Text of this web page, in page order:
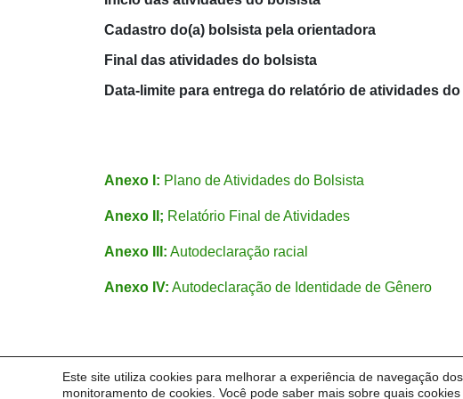
Este site utiliza cookies para melhorar a experiência de navegação
monitoramento de cookies. Você pode saber mais sobre quais
Cadastro do(a) bolsista pela orientadora
Final das atividades do bolsista
Data-limite para entrega do relatório de atividades
Anexo I: Plano de Atividades do Bolsista
Anexo II; Relatório Final de Atividades
Anexo III: Autodeclaração racial
Anexo IV: Autodeclaração de Identidade de Gênero
© 2026 Pró-Reitoria de Comunidades, Ações Afirmativas,